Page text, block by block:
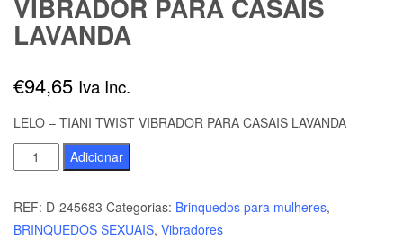
VIBRADOR PARA CASAIS
LAVANDA
€94,65 Iva Inc.
LELO – TIANI TWIST VIBRADOR PARA CASAIS LAVANDA
Quantidade
de
LELO
-
Adicionar
REF: D-245683 Categorias: Brinquedos para mulheres,
BRINQUEDOS SEXUAIS, Vibradores